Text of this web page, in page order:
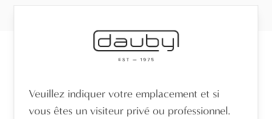
Nom*
Veuillez indiquer votre emplacement et si
vous êtes un visiteur privé ou professionnel.